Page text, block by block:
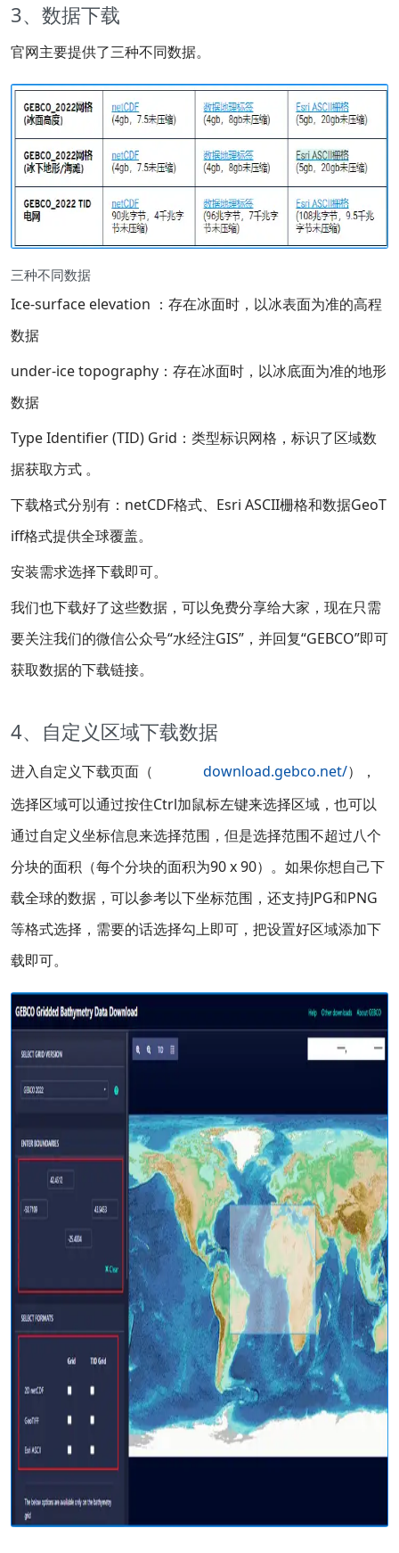
3、数据下载
官网主要提供了三种不同数据。
三种不同数据
Ice-surface elevation ：存在冰面时，以冰表面为准的高程
数据
under-ice topography：存在冰面时，以冰底面为准的地形
数据
Type Identifier (TID) Grid：类型标识网格，标识了区域数
据获取方式 。
下载格式分别有：netCDF格式、Esri ASCII栅格和数据GeoT
iff格式提供全球覆盖。
安装需求选择下载即可。
我们也下载好了这些数据，可以免费分享给大家，现在只需
要关注我们的微信公众号“水经注GIS”，并回复“GEBCO”即可
获取数据的下载链接。
4、自定义区域下载数据
进入自定义下载页面（
），
选择区域可以通过按住Ctrl加鼠标左键来选择区域，也可以
通过自定义坐标信息来选择范围，但是选择范围不超过八个
分块的面积（每个分块的面积为90 x 90）。如果你想自己下
载全球的数据，可以参考以下坐标范围，还支持JPG和PNG
等格式选择，需要的话选择勾上即可，把设置好区域添加下
载即可。